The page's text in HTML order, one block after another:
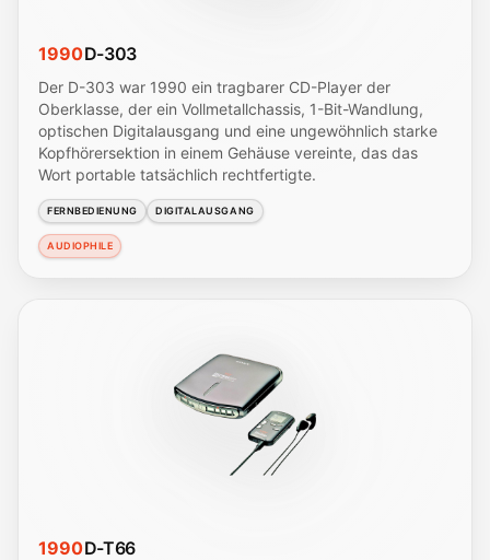
1990D-303
Der D-303 war 1990 ein tragbarer CD-Player der
Oberklasse, der ein Vollmetallchassis, 1-Bit-Wandlung,
optischen Digitalausgang und eine ungewöhnlich starke
Kopfhörersektion in einem Gehäuse vereinte, das das
Wort portable tatsächlich rechtfertigte.
FERNBEDIENUNG DIGITALAUSGANG
AUDIOPHILE
1990D-T66